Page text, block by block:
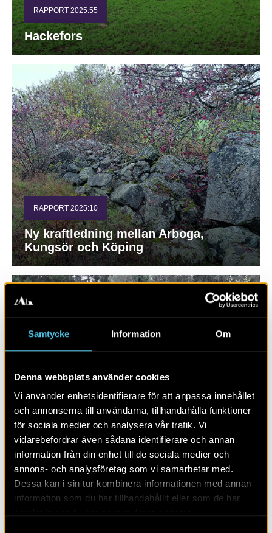
Samtycke Information Om
Denna webbplats använder cookies
Vi använder enhetsidentifierare för att anpassa innehållet
och annonserna till användarna, tillhandahålla funktioner
för sociala medier och analysera vår trafik. Vi
vidarebefordrar även sådana identifierare och annan
information från din enhet till de sociala medier och
annons- och analysföretag som vi samarbetar med.
Dessa kan i sin tur kombinera informationen med annan
information som du har tillhandahållit eller som de har
RAPPORT 2025:55
Hackefors
RAPPORT 2025:10
Ny kraftledning mellan Arboga,
Kungsör och Köping
Kraftledning Odensvi – Slottsbol